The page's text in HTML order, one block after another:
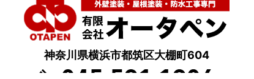
神奈川県横浜市都筑区大棚町604